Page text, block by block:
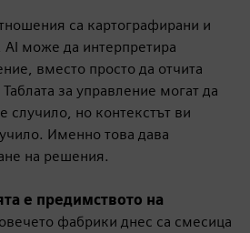
са картографирани и
AI може да интерпретира
вместо просто да отчита
за управление могат да
случило, но контекстът ви
Именно това дава
на решения.
е предимството на
фабрики днес са смесица